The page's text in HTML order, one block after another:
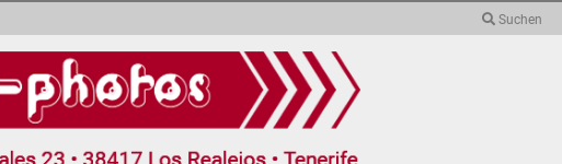
Suchen
Sprache auswählen
Währung auswählen